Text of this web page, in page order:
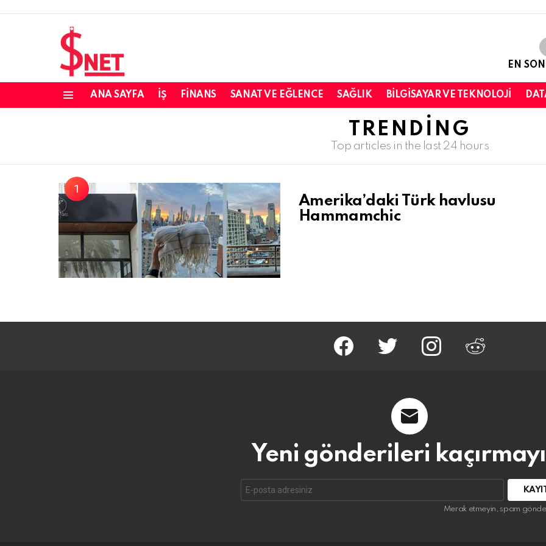
EN
ANA SAYFA İŞ FINANS SANAT VE EĞLENCE SAĞLIK BILGISAYAR VE TEKNOLOJI
TRENDING
Top articles in the last 24 hours
Amerika’daki Türk havlusu
Hammamchic
facebook twitter instagram reddit
Yeni gönderileri
mail
adresi:
Merak etmeyin, spam